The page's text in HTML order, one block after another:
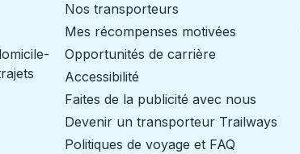
Nos transporteurs
Mes récompenses motivées
Opportunités de carrière
Accessibilité
Faites de la publicité avec nous
Devenir un transporteur Trailways
Politiques de voyage et FAQ